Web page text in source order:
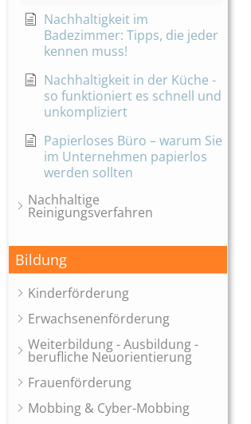
Nachhaltigkeit im
Badezimmer: Tipps, die jeder
kennen muss!
Nachhaltigkeit in der Küche -
so funktioniert es schnell und
unkompliziert
Papierloses Büro – warum Sie
im Unternehmen papierlos
werden sollten
Nachhaltige
Reinigungsverfahren
Bildung
Kinderförderung
Erwachsenenförderung
Weiterbildung - Ausbildung -
berufliche Neuorientierung
Frauenförderung
Mobbing & Cyber-Mobbing